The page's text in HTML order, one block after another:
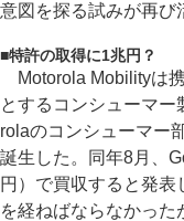
意図を探る試みが再び
■特許の取得に1兆円？
Motorola Mobilityは
とするコンシューマ
rolaのコンシューマー
誕生した。同年8月、
円）で買収すると発
を経ねばならなかっ